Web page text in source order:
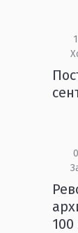
100